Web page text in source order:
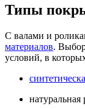
Типы
С валами и
материалов.
условий, в
натуральная